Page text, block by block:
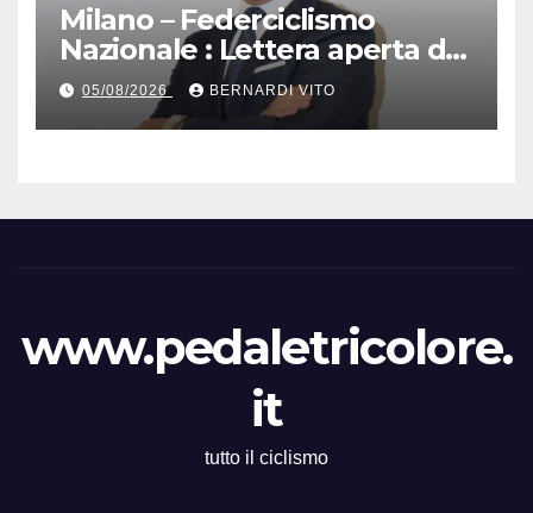
Milano – Federciclismo
Nazionale : Lettera aperta del
Presidente Cordiano
Dagnoni
05/08/2026 BERNARDI VITO
www.pedaletricolore.
it
tutto il ciclismo